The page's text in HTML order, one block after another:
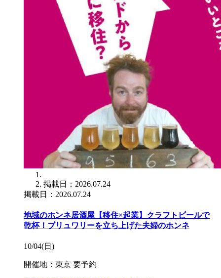
掲載日：2026.07.24
掲載日：2026.07.24
地域のホンネ居酒屋【移住×起業】クラフトビールで
乾杯！ブリュワリーを立ち上げた夫婦のホンネ
10/04(日)
開催地：東京 要予約